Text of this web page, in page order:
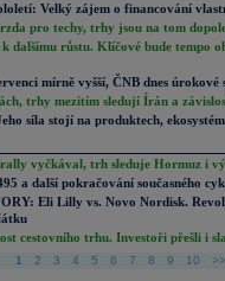
Velký zájem o financování
pro techy, trhy jsou na tom
dalšímu růstu. Klíčové bude tempo
mírně vyšší, ČNB dnes úrokové
trhy mezitím sledují Írán a
síla stojí na produktech,
vyčkával, trh sleduje Hormuz i
a další pokračování současného
Eli Lilly vs. Novo Nordisk.
cestovního trhu. Investoři přešli i
1 2 3 4 5 6 7 8 9 10 >>